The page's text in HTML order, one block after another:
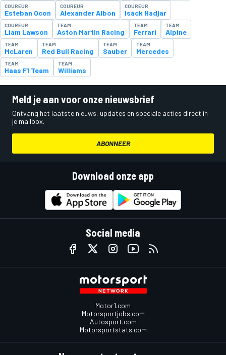
COUREUR
Esteban Ocon
COUREUR
Alexander Albon
COUREUR
Isack Hadjar
COUREUR
Liam Lawson
TEAM
Aston Martin Racing
TEAM
Ferrari
TEAM
Alpine
TEAM
McLaren
TEAM
Red Bull Racing
TEAM
Sauber
TEAM
Mercedes
TEAM
Haas F1 Team
TEAM
Williams
Meld je aan voor onze nieuwsbrief
Ontvang het laatste nieuws, updates en speciale acties direct in
je mailbox.
ABONNEER
Download onze app
Social media
Motor1.com
Motorsportjobs.com
Autosport.com
Motorsportstats.com